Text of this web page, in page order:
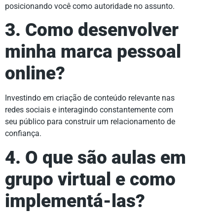
posicionando você como autoridade no assunto.
3. Como desenvolver
minha marca pessoal
online?
Investindo em criação de conteúdo relevante nas
redes sociais e interagindo constantemente com
seu público para construir um relacionamento de
confiança.
4. O que são aulas em
grupo virtual e como
implementá-las?